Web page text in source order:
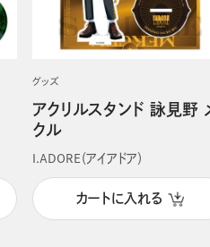
グッズ
アクリルスタンド 詠見野
クル
I.ADORE（アイアドア）
カートに入れる